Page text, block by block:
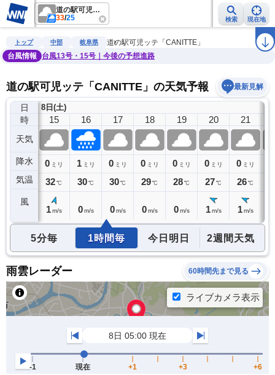
道の駅可児ッテ「CANITTE」
33/25 検索 現在地
雨雲レーダー 台風情報 地震情報 警報・注意報 ラ
トップ 中部 岐阜県
道の駅可児ッテ「CANITTE」
台風情報
台風13号・15号｜今後の予想進路
道の駅可児ッテ「CANITTE」の天気予報 最新見解
日
時
天気
降水
気温
風
8日(土)
14
0ミリ
33℃
15
0 ミリ
32℃
1 m/s
16
1 ミリ
30℃
0 m/s
17
0 ミリ
30℃
0 m/s
18
0 ミリ
29℃
0 m/s
19
0 ミリ
28℃
0 m/s
20
0 ミリ
27℃
1 m/s
21
0 ミリ
26℃
1 m/s
5分毎 1時間毎 今日明日 2週間天気
雨雲レーダー 60時間先まで見る